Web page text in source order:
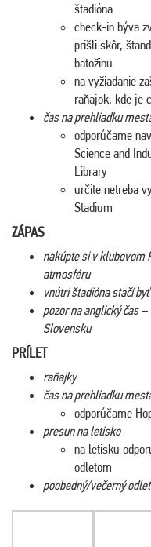
štadióna
check-in býva
prišli skôr,
batožinu
na vyžiadanie
raňajok, kde je
čas na prehliadku
odporúčame
Science and
Library
určite netreba
Stadium
ZÁPAS
nakúpte si v klubovom
atmosféru
vnútri štadióna stačí
pozor na anglický čas
Slovensku
PRÍLET
raňajky
čas na prehliadku
odporúčame
presun na letisko
na letisku
odletom
poobedný/večerný